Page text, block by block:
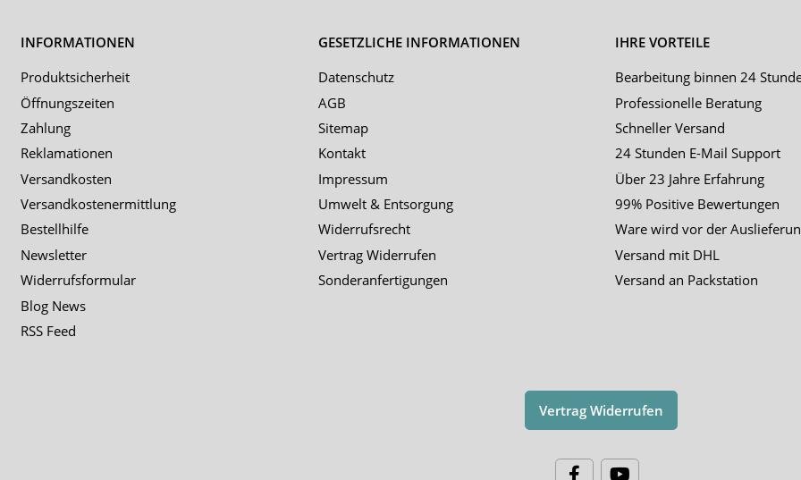
INFORMATIONEN
Produktsicherheit
Öffnungszeiten
Zahlung
Reklamationen
Versandkosten
Versandkostenermittlung
Bestellhilfe
Newsletter
Widerrufsformular
Blog News
RSS Feed
GESETZLICHE INFORMATIONEN
Datenschutz
AGB
Sitemap
Kontakt
Impressum
Umwelt & Entsorgung
Widerrufsrecht
Vertrag Widerrufen
Sonderanfertigungen
IHRE VORTEILE
Bearbeitung binnen 24
Professionelle Beratung
Schneller Versand
24 Stunden E-Mail Support
Über 23 Jahre Erfahrung
99% Positive Bewertungen
Ware wird vor der
Versand mit DHL
Versand an Packstation
Vertrag Widerrufen